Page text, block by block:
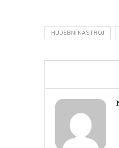
HUDEBNÍ NÁSTROJ